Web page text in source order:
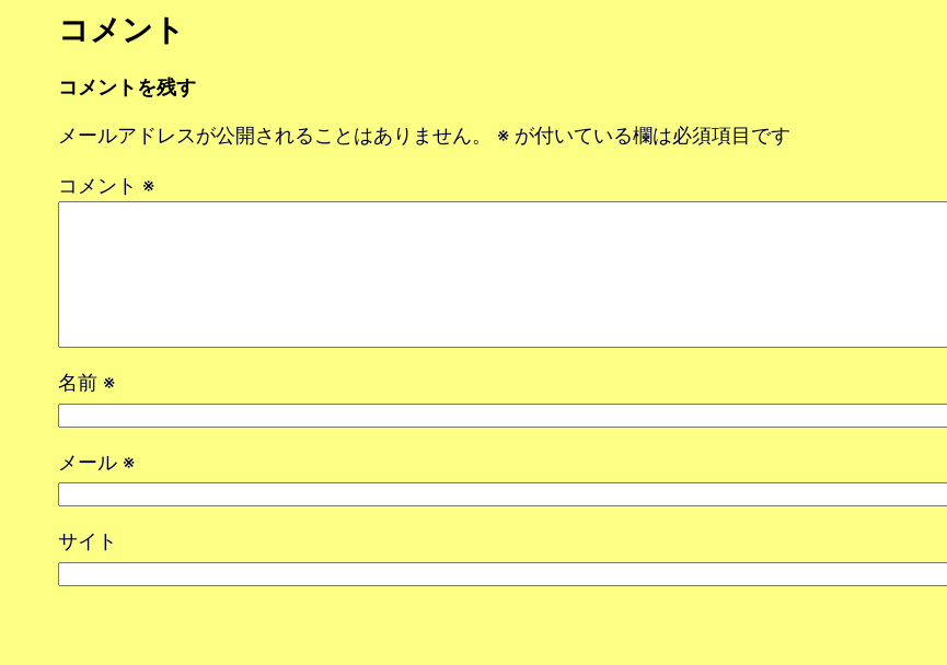
コメント
コメントを残す
メールアドレスが公開されることはありません。 ※ が付いている欄は必須項目です
コメント ※
名前 ※
メール ※
サイト